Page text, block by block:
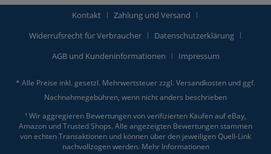
Kontakt
Zahlung und Versand
Widerrufsrecht für Verbraucher
Datenschutzerklärung
AGB und Kundeninformationen
Impressum
* Alle Preise inkl. gesetzl. Mehrwertsteuer zzgl. Versandkosten und ggf.
Nachnahmegebühren, wenn nicht anders beschrieben
¹ Wir aggregieren Bewertungen von verifizierten Käufen auf eBay,
Amazon und Trusted Shops. Alle angezeigten Bewertungen stammen
von echten Transaktionen und können über den jeweiligen Quell-Link
nachvollzogen werden. Mehr Informationen